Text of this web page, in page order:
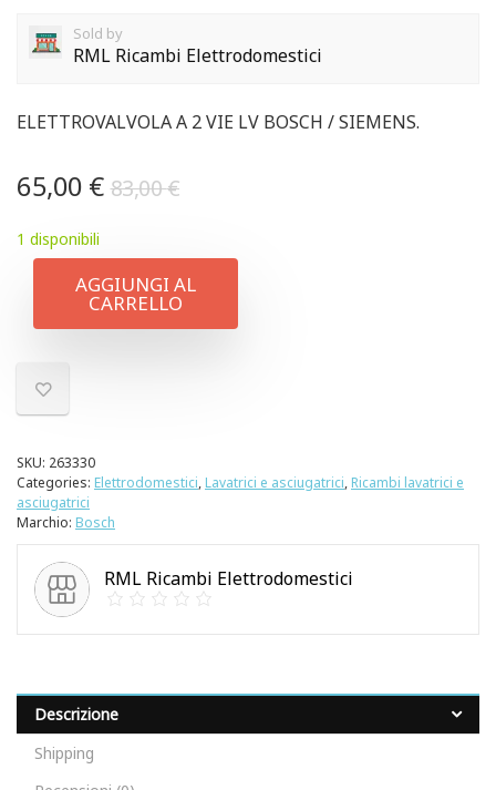
Sold by
RML Ricambi Elettrodomestici
ELETTROVALVOLA A 2 VIE LV BOSCH / SIEMENS.
83,00€
65,00 €
1 disponibili
AGGIUNGI AL
CARRELLO
SKU: 263330
Categories: Elettrodomestici, Lavatrici e asciugatrici, Ricambi lavatrici e
asciugatrici
Marchio: Bosch
RML Ricambi Elettrodomestici
Descrizione
Shipping